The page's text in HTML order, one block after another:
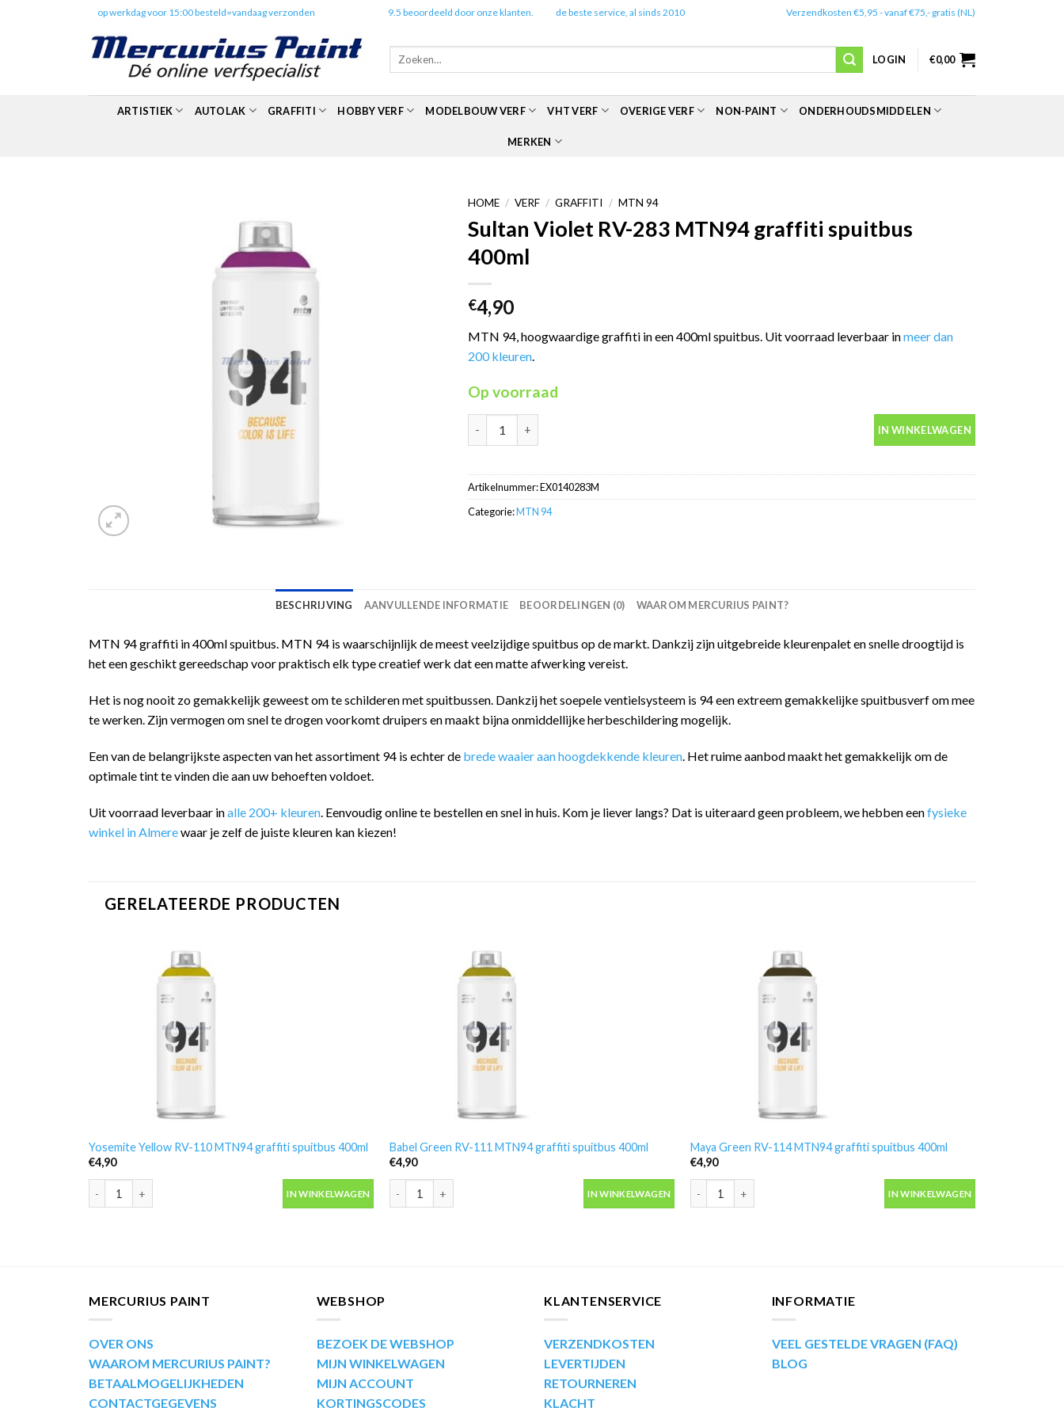
op werkdag voor 15:00 besteld=vandaag verzonden 9.5 beoordeeld door onze klanten. de beste service, al sinds 2010 Verzendkosten €5,95 - vanaf €75,- gratis (NL)
Zoeken
LOGIN €0,00
ARTISTIEK AUTOLAK GRAFFITI HOBBY VERF MODELBOUW VERF VHT VERF OVERIGE VERF NON-PAINT ONDERHOUDSMIDDELEN
MERKEN
HOME / VERF / GRAFFITI / MTN 94
Sultan Violet RV-283 MTN94 graffiti spuitbus
400ml
€4,90
MTN 94, hoogwaardige graffiti in een 400ml spuitbus. Uit voorraad leverbaar inmeer dan
200 kleuren
Op voorraad
IN WINKELWAGEN
Artikelnummer:EX0140283M
Categorie:MTN 94
BESCHRIJVING AANVULLENDE INFORMATIE BEOORDELINGEN (0) WAAROM MERCURIUS PAINT?
MTN 94 graffiti in 400ml spuitbus. MTN 94 is waarschijnlijk de meest veelzijdige spuitbus op de markt. Dankzij zijn uitgebreide kleurenpalet en snelle droogtijd is
het een geschikt gereedschap voor praktisch elk type creatief werk dat een matte afwerking vereist.
Het is nog nooit zo gemakkelijk geweest om te schilderen met spuitbussen. Dankzij het soepele ventielsysteem is 94 een extreem gemakkelijke spuitbusverf om mee
te werken. Zijn vermogen om snel te drogen voorkomt druipers en maakt bijna onmiddellijke herbeschildering mogelijk.
Een van de belangrijkste aspecten van het assortiment 94 is echter de brede waaier aan hoogdekkende kleuren . Het ruime aanbod maakt het gemakkelijk om de
optimale tint te vinden die aan uw behoeften voldoet.
Uit voorraad leverbaar inalle 200+ kleuren . Eenvoudig online te bestellen en snel in huis. Kom je liever langs? Dat is uiteraard geen probleem, we hebben eenfysieke
winkel in Almerewaar je zelf de juiste kleuren kan kiezen!
GERELATEERDE PRODUCTEN
Yosemite Yellow RV-110 MTN94 graffiti spuitbus 400ml
€4,90
Yosemite Yellow RV-110 MTN94 graffiti spuitbus 400ml aantal
IN WINKELWAGEN
Babel Green RV-111 MTN94 graffiti spuitbus 400ml
€4,90
Babel Green RV-111 MTN94 graffiti spuitbus 400ml aantal
IN WINKELWAGEN
Maya Green RV-114 MTN94 graffiti spuitbus 400ml
€4,90
Maya Green RV-114 MTN94 graffiti spuitbus 400ml aantal
IN WINKELWAGEN
MERCURIUS PAINT
OVER ONS
WAAROM MERCURIUS PAINT?
BETAALMOGELIJKHEDEN
CONTACTGEGEVENS
WEBSHOP
BEZOEK DE WEBSHOP
MIJN WINKELWAGEN
MIJN ACCOUNT
KORTINGSCODES
KLANTENSERVICE
VERZENDKOSTEN
LEVERTIJDEN
RETOURNEREN
KLACHT
INFORMATIE
VEEL GESTELDE VRAGEN (FAQ)
BLOG